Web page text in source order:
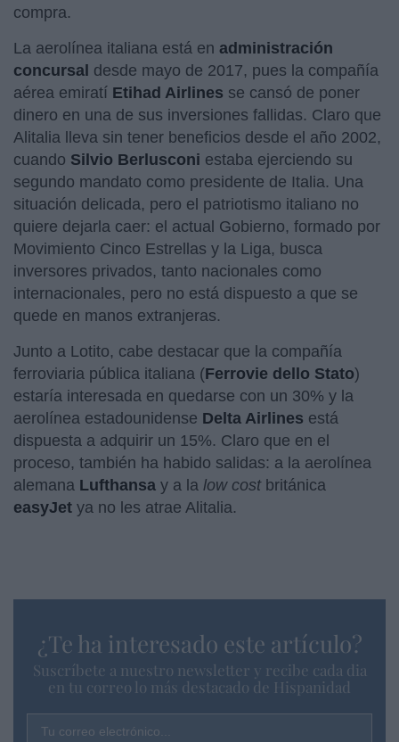
compra.
La aerolínea italiana está en administración
concursal desde mayo de 2017, pues la compañía
aérea emiratí Etihad Airlines se cansó de poner
dinero en una de sus inversiones fallidas. Claro que
Alitalia lleva sin tener beneficios desde el año 2002,
cuando Silvio Berlusconi estaba ejerciendo su
segundo mandato como presidente de Italia. Una
situación delicada, pero el patriotismo italiano no
quiere dejarla caer: el actual Gobierno, formado por
Movimiento Cinco Estrellas y la Liga, busca
inversores privados, tanto nacionales como
internacionales, pero no está dispuesto a que se
quede en manos extranjeras.
Junto a Lotito, cabe destacar que la compañía
ferroviaria pública italiana (Ferrovie dello Stato)
estaría interesada en quedarse con un 30% y la
aerolínea estadounidense Delta Airlines está
dispuesta a adquirir un 15%. Claro que en el
proceso, también ha habido salidas: a la aerolínea
alemana Lufthansa y a la low costbritánica
easyJet ya no les atrae Alitalia.
¿Te ha interesado este artículo?
Suscríbete a nuestro newsletter y recibe cada dia
en tu correo lo más destacado de Hispanidad
Tu correo electrónico...